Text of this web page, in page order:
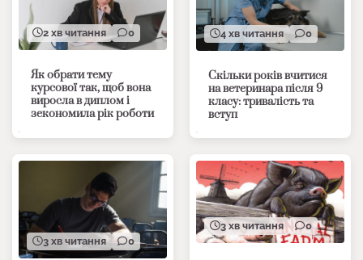
2 хв читання 0
Як обрати тему
курсової так, щоб вона
виросла в диплом і
зекономила рік роботи
4 хв читання 0
Скільки років вчитися
на ветеринара після 9
класу: тривалість та
вступ
3 хв читання 0
3 хв читання 0